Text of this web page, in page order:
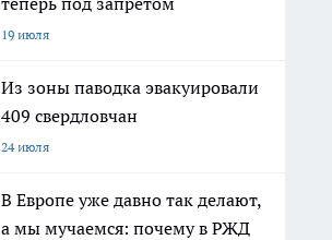
19 июля
Из зоны паводка эвакуировали
409 свердловчан
24 июля
В Европе уже давно так делают,
а мы мучаемся: почему в РЖД